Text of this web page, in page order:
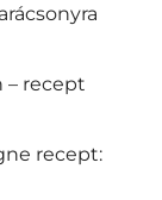
– recept
recept: